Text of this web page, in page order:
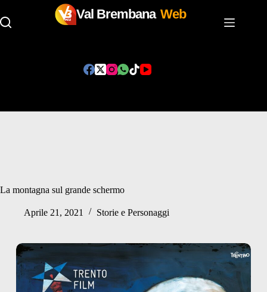
Val Brembana Web
La montagna sul grande schermo
Aprile 21, 2021 Storie e Personaggi